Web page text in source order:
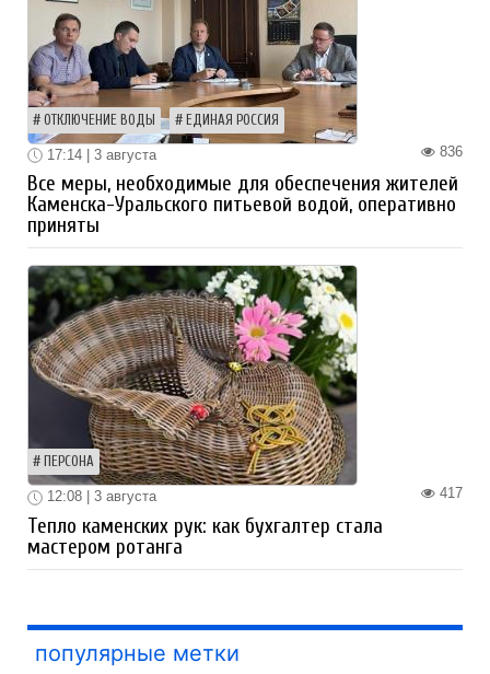
ОТКЛЮЧЕНИЕ ВОДЫ ЕДИНАЯ РОССИЯ
836
17:14 | 3 августа
Все меры, необходимые для обеспечения жителей
Каменска-Уральского питьевой водой, оперативно
приняты
ПЕРСОНА
417
12:08 | 3 августа
Тепло каменских рук: как бухгалтер стала
мастером ротанга
популярные метки